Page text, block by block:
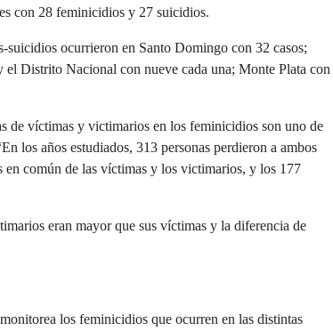
con 28 feminicidios y 27 suicidios.
ocurrieron en Santo Domingo con 32 casos;
Distrito Nacional con nueve cada una; Monte Plata con
de víctimas y victimarios en los feminicidios son uno de
los años estudiados, 313 personas perdieron a ambos
en común de las víctimas y los victimarios, y los 177
eran mayor que sus víctimas y la diferencia de
los feminicidios que ocurren en las distintas